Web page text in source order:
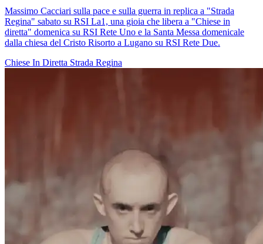
Massimo Cacciari sulla pace e sulla guerra in replica a "Strada
Regina" sabato su RSI La1, una gioia che libera a "Chiese in
diretta" domenica su RSI Rete Uno e la Santa Messa domenicale
dalla chiesa del Cristo Risorto a Lugano su RSI Rete Due.
Chiese In Diretta Strada Regina